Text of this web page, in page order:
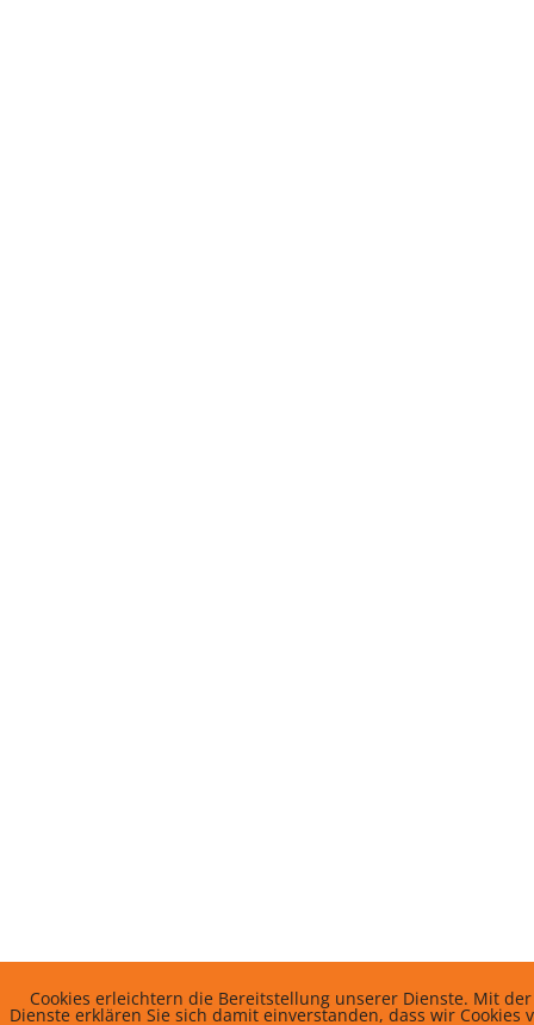
Cookies erleichtern die Bereitstellung unserer Dienste. Mit
Dienste erklären Sie sich damit einverstanden, dass wir Cookies